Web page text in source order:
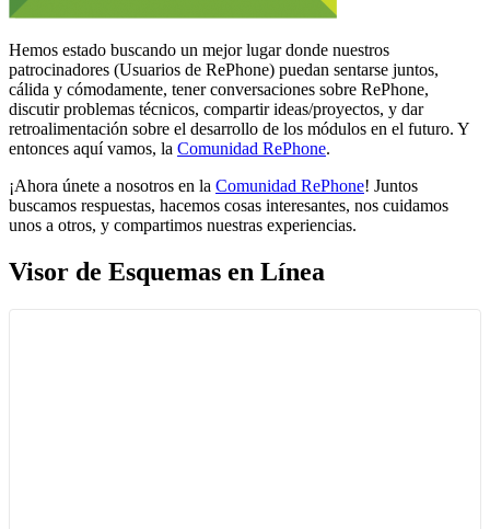
Hemos estado buscando un mejor lugar donde nuestros
patrocinadores (Usuarios de RePhone) puedan sentarse juntos,
cálida y cómodamente, tener conversaciones sobre RePhone,
discutir problemas técnicos, compartir ideas/proyectos, y dar
retroalimentación sobre el desarrollo de los módulos en el futuro. Y
entonces aquí vamos, la Comunidad RePhone.
¡Ahora únete a nosotros en la Comunidad RePhone! Juntos
buscamos respuestas, hacemos cosas interesantes, nos cuidamos
unos a otros, y compartimos nuestras experiencias.
Visor de Esquemas en Línea